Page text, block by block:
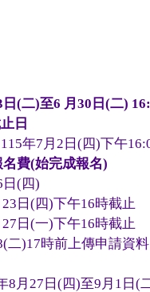
日 (二)至6 月 30 日 (二)
日
年7月2日(四)下午
名費(始完成報名)
日(四)
日(四)下午16時截止
日(一)下午16時截止
二)17時前上傳申請資
8月27日(四)至9月1日(